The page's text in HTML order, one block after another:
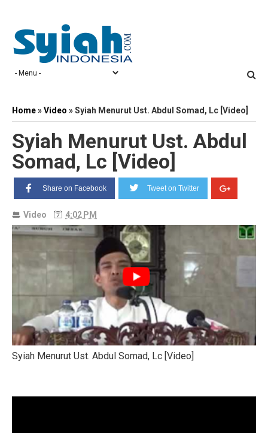
Home»Video »Syiah Menurut Ust. Abdul Somad, Lc [Video]
Syiah Menurut Ust. Abdul
Somad, Lc [Video]
Share on Facebook Tweet on Twitter
Video 4:02 PM
Syiah Menurut Ust. Abdul Somad, Lc [Video]